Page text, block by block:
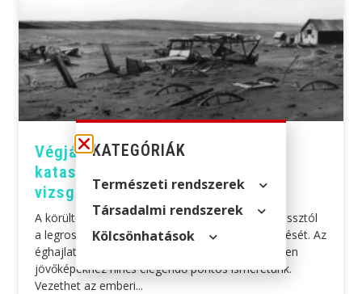
Végjáték az éghajlatban:
katasztrofális forgatókönyvek
vizsgálata
A körültekintő kockázatkezelés megköveteli a rossztól
a legrosszabbig terjedő forgatókönyvek áttekintését. Az
éghajlatváltozással kapcsolatban azonban az ilyen
jövőképekhez nincs elegendő pontos ismeretünk.
Vezethet az emberi
KATEGÓRIÁK
Természeti rendszerek
Társadalmi rendszerek
Kölcsön­hatások